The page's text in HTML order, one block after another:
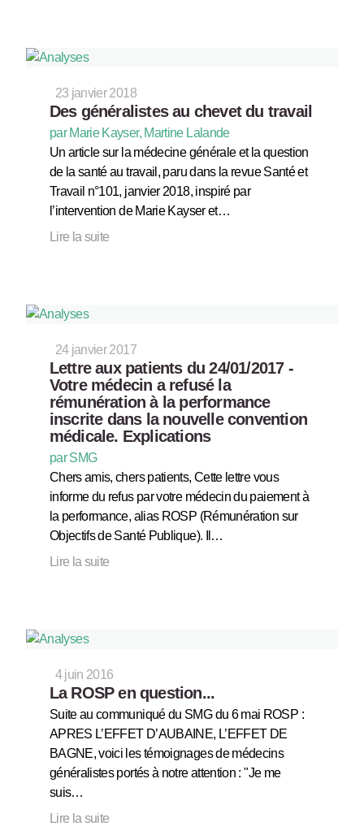
23 janvier 2018
Des généralistes au chevet du travail
par Marie Kayser, Martine Lalande
Un article sur la médecine générale et la question
de la santé au travail, paru dans la revue Santé et
Travail n°101, janvier 2018, inspiré par
l’intervention de Marie Kayser et…
Lire la suite
24 janvier 2017
Lettre aux patients du 24/01/2017 -
Votre médecin a refusé la
rémunération à la performance
inscrite dans la nouvelle convention
médicale. Explications
par SMG
Chers amis, chers patients, Cette lettre vous
informe du refus par votre médecin du paiement à
la performance, alias ROSP (Rémunération sur
Objectifs de Santé Publique). Il…
Lire la suite
4 juin 2016
La ROSP en question...
Suite au communiqué du SMG du 6 mai ROSP :
APRES L’EFFET D’AUBAINE, L’EFFET DE
BAGNE, voici les témoignages de médecins
généralistes portés à notre attention : "Je me
suis…
Lire la suite